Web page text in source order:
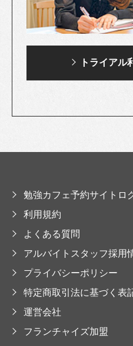
トライアル
勉強カフェ予約サイトロ
利用規約
よくある質問
アルバイトスタッフ採用
プライバシーポリシー
特定商取引法に基づく表
運営会社
フランチャイズ加盟